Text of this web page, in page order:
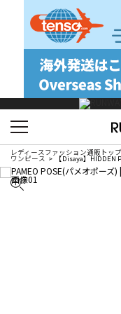
レディースファッション通販トップ
ワンピース 【Disaya】HIDDEN